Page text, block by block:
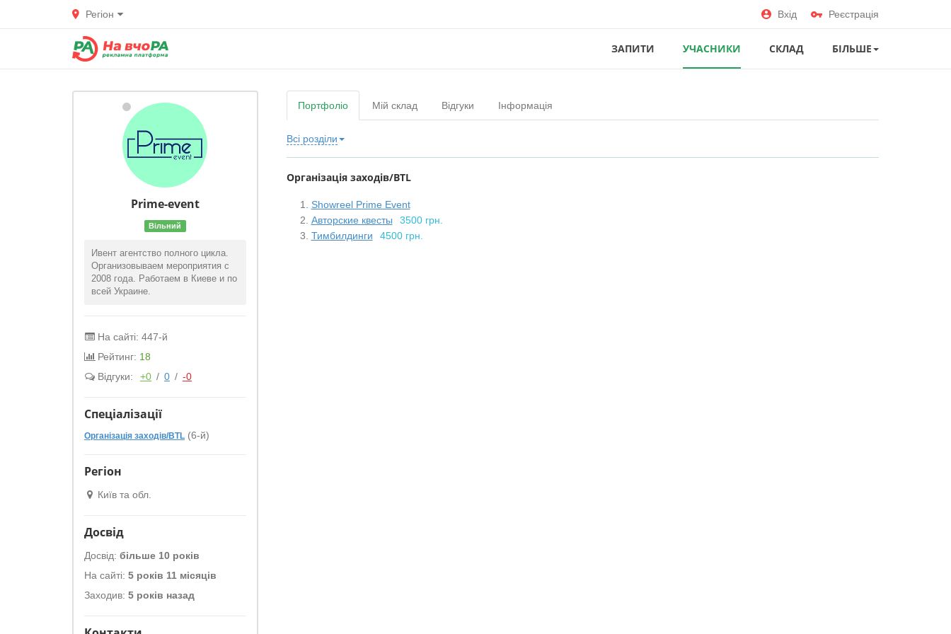
Регіон Вхід Реєстрація
ЗАПИТИ УЧАСНИКИ СКЛАД БІЛЬШЕ
Prime-event
Вільний
Ивент агентство полного цикла.
Организовываем мероприятия с
2008 года. Работаем в Киеве и по
всей Украине.
На сайті: 447-й
Рейтинг: 18
Відгуки:
+0 / 0 / -0
Спеціалізації
Організація заходів/BTL (6-й)
Регіон
Київ та обл.
Досвід
Досвід: більше 10 років
На сайті: 5 років 11 місяців
Заходив: 5 років назад
Портфоліо Мій склад Відгуки Інформація
Всі розділи
Організація заходів/BTL
Showreel Prime Event
Авторские квесты
3500 грн.
Тимбилдинги
4500 грн.